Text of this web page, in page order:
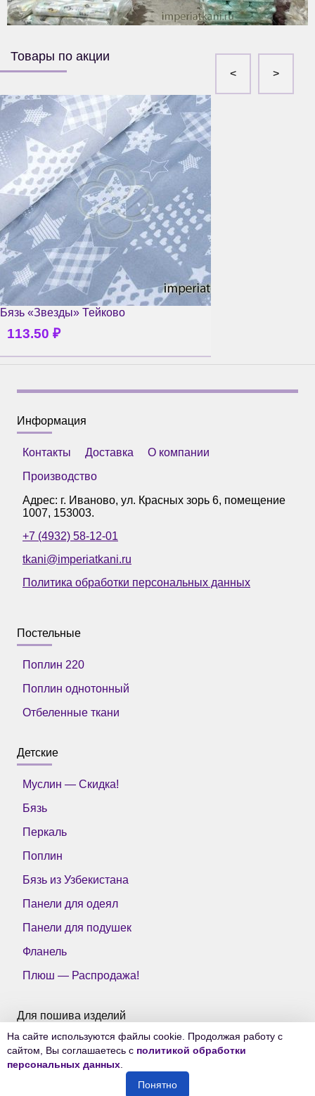
Товары по акции
Бязь «Звезды» Тейково
113.50 ₽
Информация
Контакты Доставка
О компании
Производство
Адрес: г. Иваново, ул. Красных зорь 6, помещение
1007, 153003.
+7 (4932) 58-12-01
tkani@imperiatkani.ru
Политика обработки персональных данных
Постельные
Поплин 220
Поплин однотонный
Отбеленные ткани
Детские
Муслин — Скидка!
Бязь
Перкаль
Поплин
Бязь из Узбекистана
Панели для одеял
Панели для подушек
Фланель
Плюш — Распродажа!
Для пошива изделий
Все ткани Тейково
На сайте используются файлы cookie. Продолжая работу с
сайтом, Вы соглашаетесь с политикой обработки
персональных данных
Понятно